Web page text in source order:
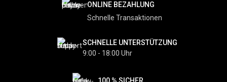
ONLINE BEZAHLUNG
Schnelle Transaktionen
SCHNELLE UNTERSTÜTZUNG
9:00 - 18:00 Uhr